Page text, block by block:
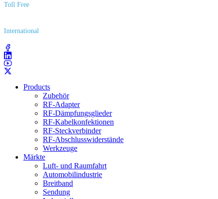
Toll Free
International
Products
Zubehör
RF-Adapter
RF-Dämpfungsglieder
RF-Kabelkonfektionen
RF-Steckverbinder
RF-Abschlusswiderstände
Werkzeuge
Märkte
Luft- und Raumfahrt
Automobilindustrie
Breitband
Sendung